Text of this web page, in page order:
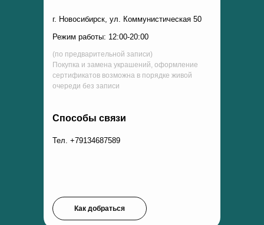
Способы связи
г. Новосибирск, ул. Коммунистическая 50
Тел. +79134687589
Режим работы: 12:00-20:00
(по предварительной записи)
Покупка и замена украшений, оформление
сертификатов возможна в порядке живой
очереди без записи
Как добраться